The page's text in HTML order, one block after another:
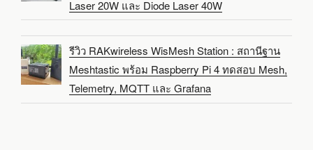
Laser 20W และ Diode Laser 40W
รีวิว RAKwireless WisMesh Station : สถานีฐาน
Meshtastic พร้อม Raspberry Pi 4 ทดสอบ Mesh,
Telemetry, MQTT และ Grafana